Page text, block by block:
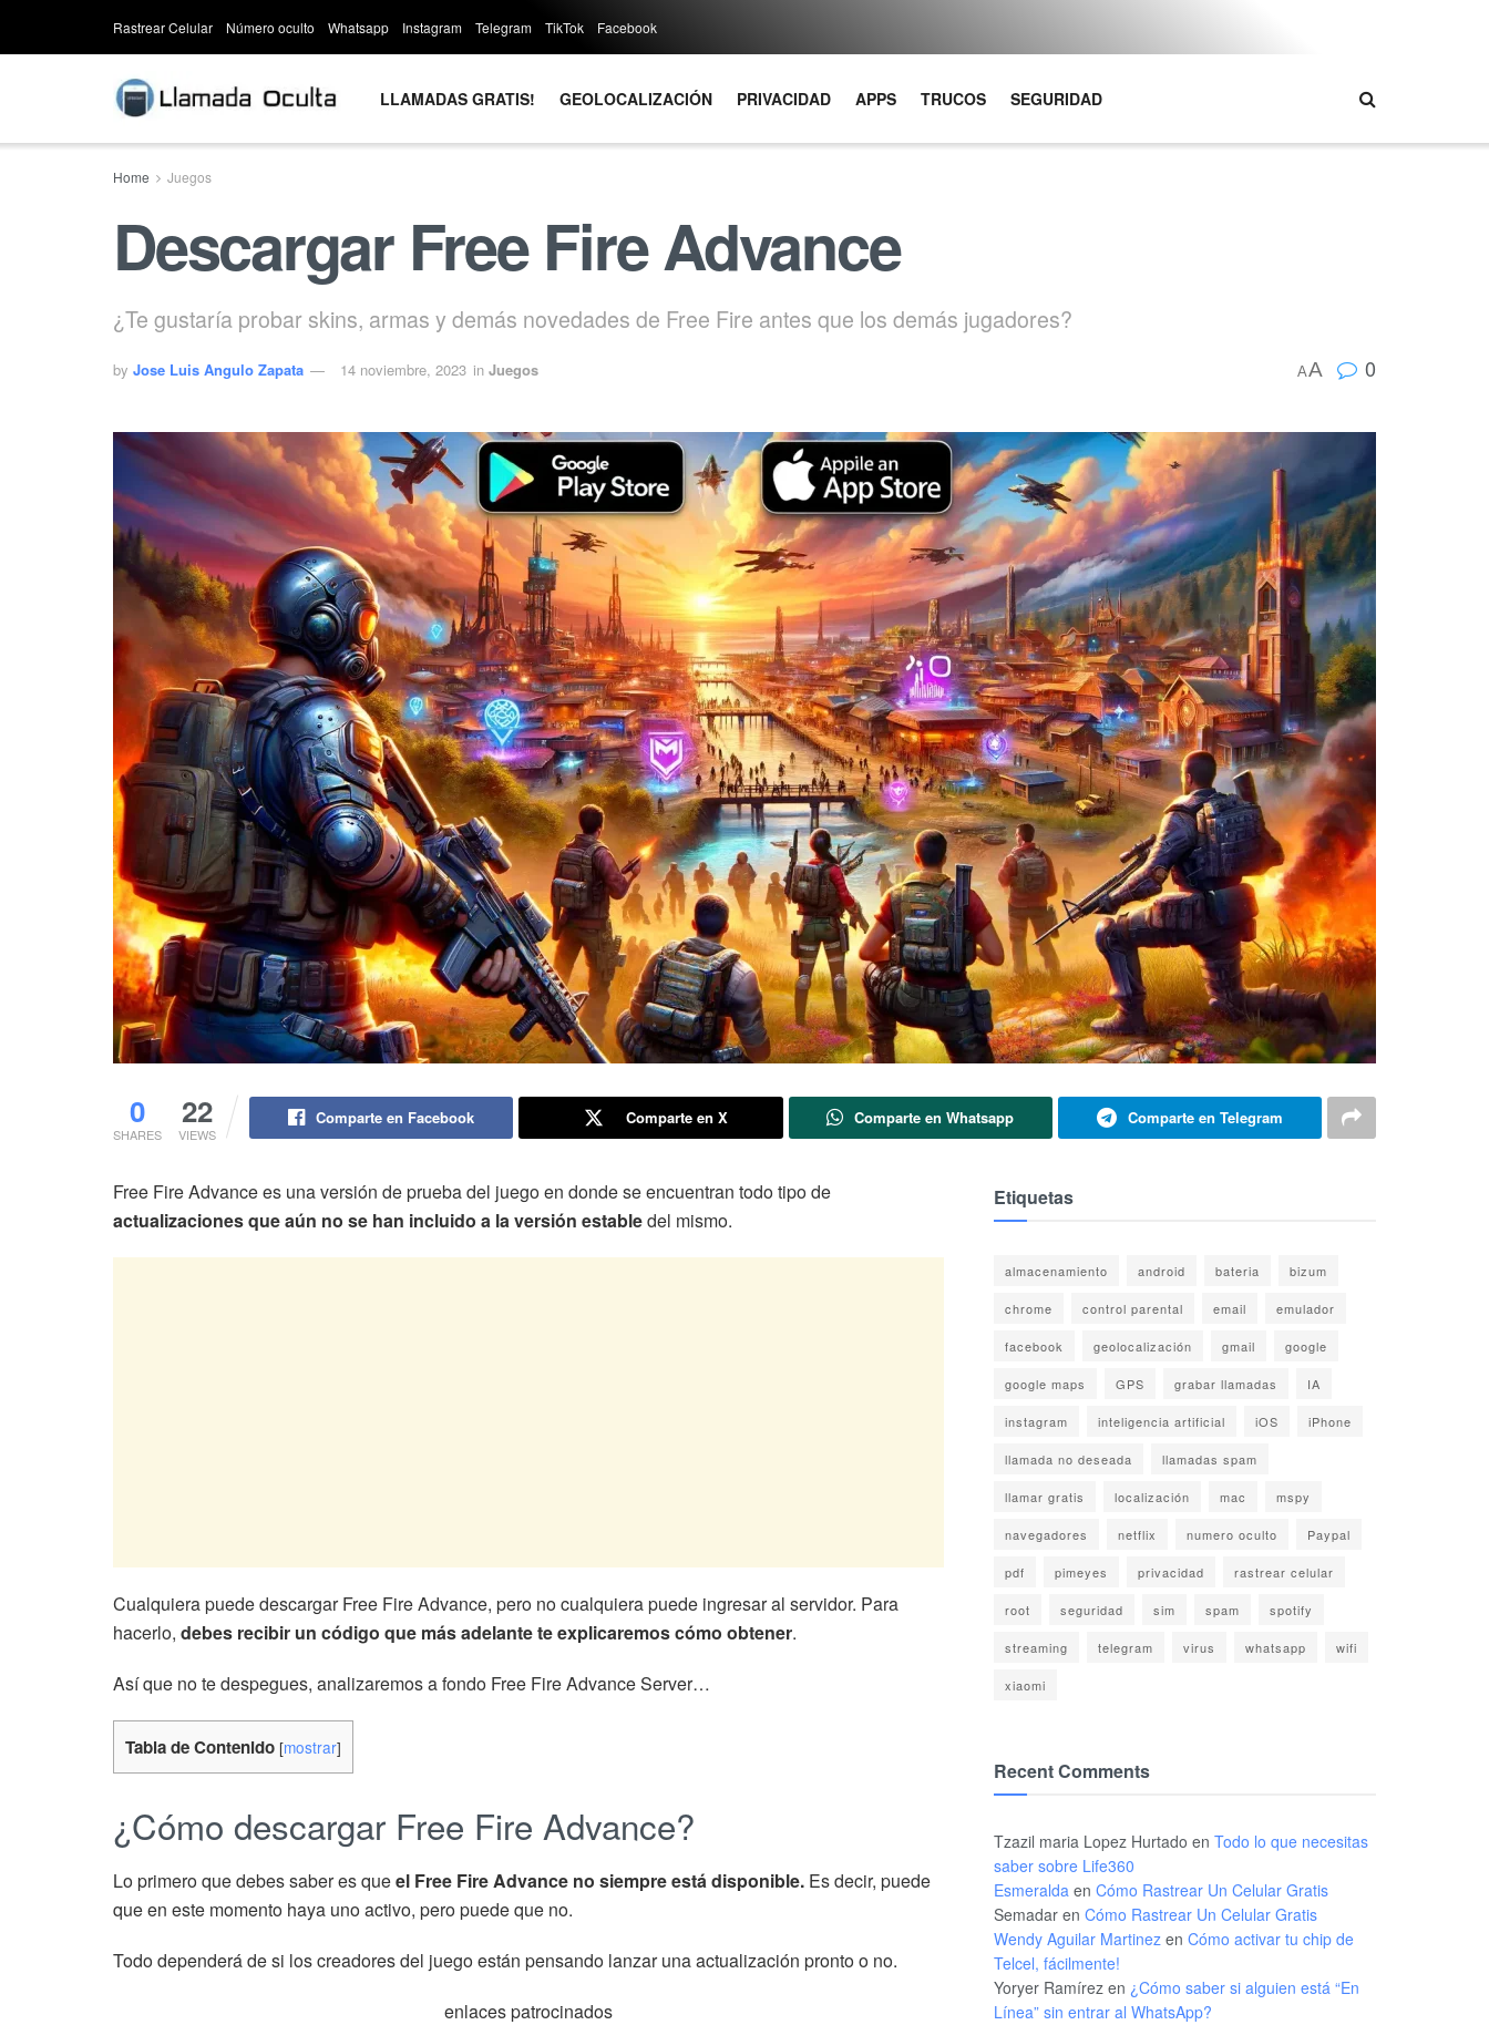
Rastrear Celular Número oculto Whatsapp Instagram Telegram TikTok Facebook
LLAMADAS GRATIS! GEOLOCALIZACIÓN PRIVACIDAD APPS TRUCOS SEGURIDAD
Home Juegos
Descargar Free Fire Advance
¿Te gustaría probar skins, armas y demás novedades de Free Fire antes que los demás jugadores?
by Jose Luis Angulo Zapata 14 noviembre, 2023 in Juegos AA 0
0
SHARES
22
VIEWS
Comparte en Facebook Comparte en X Comparte en Whatsapp Comparte en Telegram
Free Fire Advance es una versión de prueba del juego en donde se encuentran todo tipo de
actualizaciones que aún no se han incluido a la versión establedel mismo.
Cualquiera puede descargar Free Fire Advance, pero no cualquiera puede ingresar al servidor. Para
hacerlo, debes recibir un código que más adelante te explicaremos cómo obtener.
Así que no te despegues, analizaremos a fondo Free Fire Advance Server…
Tabla de Contenido [mostrar]
¿Cómo descargar Free Fire Advance?
Lo primero que debes saber es queel Free Fire Advance no siempre está disponible. Es decir, puede
que en este momento haya uno activo, pero puede que no.
Todo dependerá de si los creadores del juego están pensando lanzar una actualización pronto o no.
enlaces patrocinados
Etiquetas
almacenamiento android bateria bizum
chrome control parental email emulador
facebook geolocalización gmail google
google maps GPS grabar llamadas IA
instagram inteligencia artificial iOS iPhone
llamada no deseada llamadas spam
llamar gratis localización mac mspy
navegadores netflix numero oculto Paypal
pdf pimeyes privacidad rastrear celular
root seguridad sim spam spotify
streaming telegram virus whatsapp wifi
xiaomi
Recent Comments
Tzazil maria Lopez Hurtado en Todo lo que necesitas
saber sobre Life360
Esmeralda en Cómo Rastrear Un Celular Gratis
Semadar en Cómo Rastrear Un Celular Gratis
Wendy Aguilar Martinez en Cómo activar tu chip de
Telcel, fácilmente!
Yoryer Ramírez en ¿Cómo saber si alguien está “En
Línea” sin entrar al WhatsApp?